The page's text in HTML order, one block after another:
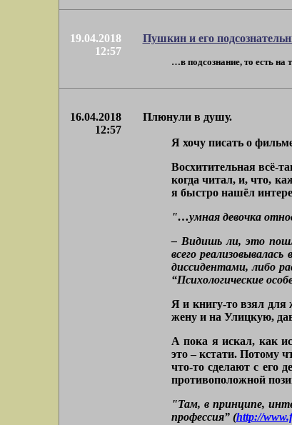
19.04.2018
12:57
Пушкин и его
…в подсознание, то есть на
16.04.2018
12:57
Плюнули в душу.
Я хочу писать о
Восхитительная всё-
когда читал, и, что,
я быстро нашёл
"…умная девочка
– Видишь ли, это
всего
диссидентами, либо
“Психологические
Я и книгу-то взял для
жену и на Улицкую,
А пока я искал, как
это – кстати. Потому
что-то сделают с его
противоположной
"Там, в принципе,
профессия” (http://